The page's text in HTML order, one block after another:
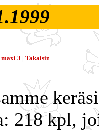
maxi 3 | Takaisin
218 kpl,